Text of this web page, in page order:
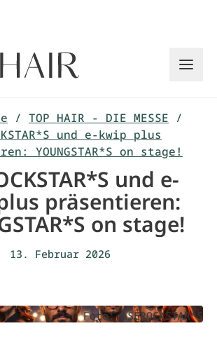
/ TOP HAIR - DIE MESSE /
und e-kwip plus
YOUNGSTAR*S on stage!
und e-
präsentieren:
on stage!
13. Februar 2026
Foto: ASEROCKSTAR*S